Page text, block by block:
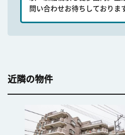
問い合わせお待ちしておりま
近隣の物件